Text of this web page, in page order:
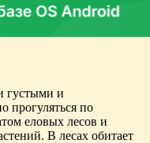
густыми и
прогуляться по
еловых лесов и
В лесах обитает